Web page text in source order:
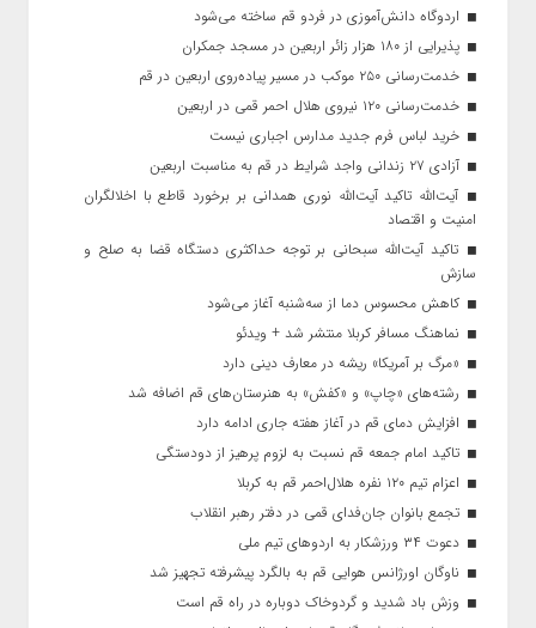
اردوگاه دانش‌آموزی در فردو قم ساخته می‌شود
پذیرایی از ۱۸۰ هزار زائر اربعین در مسجد جمکران
خدمت‌رسانی ۲۵۰ موکب در مسیر پیاده‌روی اربعین در قم
خدمت‌رسانی ۱۲۰ نیروی هلال احمر قمی در اربعین
خرید لباس فرم جدید مدارس اجباری نیست
آزادی ۲۷ زندانی واجد شرایط در قم به مناسبت اربعین
آیت‌الله تاکید آیت‌الله نوری همدانی بر برخورد قاطع با اخلالگران
امنیت و اقتصاد
تاکید آیت‌الله‌ سبحانی بر توجه حداکثری دستگاه قضا به صلح و
سازش
کاهش محسوس دما از سه‌شنبه آغاز می‌شود
نماهنگ مسافر کربلا منتشر شد + ویدئو
«مرگ بر آمریکا» ریشه در معارف دینی دارد
رشته‌های «چاپ» و «کفش» به هنرستان‌های قم اضافه شد
افزایش دمای قم در آغاز هفته جاری ادامه دارد
تاکید امام جمعه قم نسبت به لزوم پرهیز از دودستگی
اعزام تیم ۱۲۰ نفره هلال‌احمر قم به کربلا
تجمع بانوان جان‌فدای قمی در دفتر رهبر انقلاب
دعوت ۳۴ ورزشکار به اردوهای تیم ملی
ناوگان اورژانس هوایی قم به بالگرد پیشرفته تجهیز شد
وزش باد شدید و گردوخاک دوباره در راه قم است